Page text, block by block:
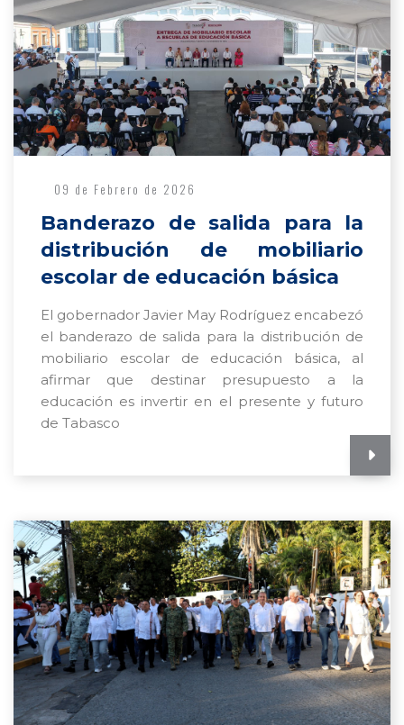
09 de Febrero de 2026
Banderazo de salida para la
distribución de mobiliario
escolar de educación básica
El gobernador Javier May Rodríguez encabezó
el banderazo de salida para la distribución de
mobiliario escolar de educación básica, al
afirmar que destinar presupuesto a la
educación es invertir en el presente y futuro
de Tabasco